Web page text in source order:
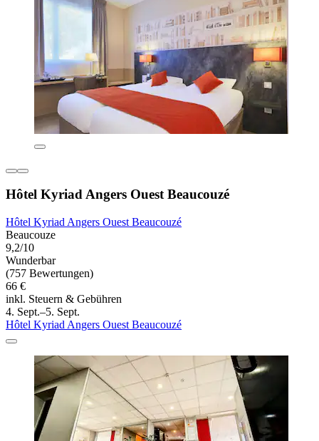
Hôtel Kyriad Angers Ouest Beaucouzé
Hôtel Kyriad Angers Ouest Beaucouzé
Beaucouze
9,2/10
Wunderbar
(757 Bewertungen)
66 €
inkl. Steuern & Gebühren
4. Sept.–5. Sept.
Hôtel Kyriad Angers Ouest Beaucouzé